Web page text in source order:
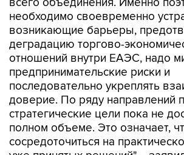
необходимо своевременно
возникающие барьеры,
деградацию торгово-
отношений внутри ЕАЭС, надо
предпринимательские риски и
последовательно укреплять
доверие. По ряду направлений
стратегические цели пока не
полном объеме. Это означает,
сосредоточиться на